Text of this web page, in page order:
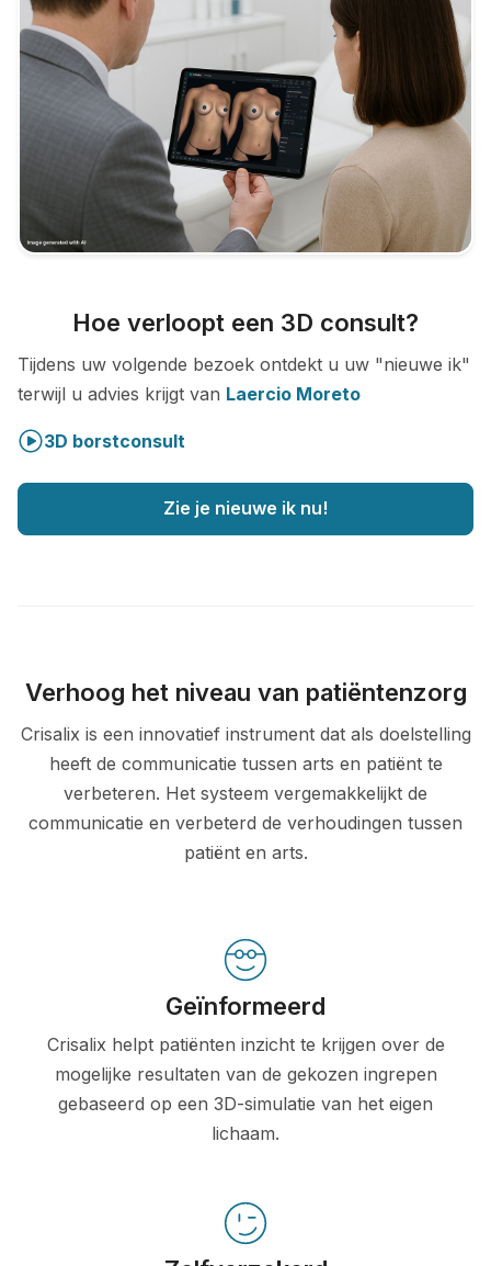
Hoe verloopt een 3D consult?
Tijdens uw volgende bezoek ontdekt u uw "nieuwe ik"
terwijl u advies krijgt van Laercio Moreto
3D borstconsult
Zie je nieuwe ik nu!
Verhoog het niveau van patiëntenzorg
Crisalix is een innovatief instrument dat als doelstelling
heeft de communicatie tussen arts en patiënt te
verbeteren. Het systeem vergemakkelijkt de
communicatie en verbeterd de verhoudingen tussen
patiënt en arts.
Geïnformeerd
Crisalix helpt patiënten inzicht te krijgen over de
mogelijke resultaten van de gekozen ingrepen
gebaseerd op een 3D-simulatie van het eigen
lichaam.